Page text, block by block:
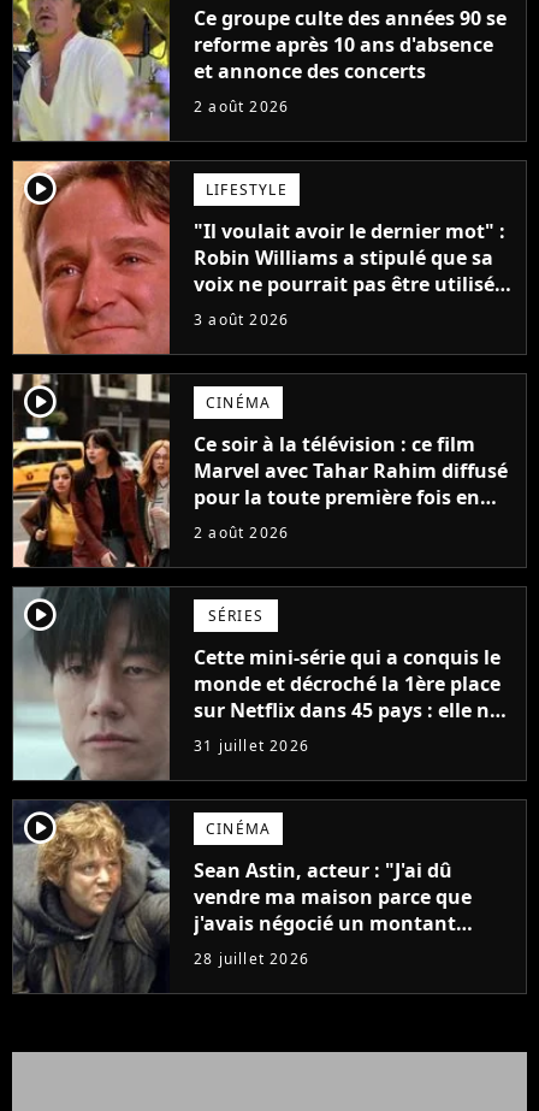
Ce groupe culte des années 90 se
reforme après 10 ans d'absence
et annonce des concerts
2 août 2026
player2 LIFESTYLE
"Il voulait avoir le dernier mot" :
Robin Williams a stipulé que sa
voix ne pourrait pas être utilisée
avant 2039, pourtant Disney
inédits
3 août 2026
player2 CINÉMA
Ce soir à la télévision : ce film
Marvel avec Tahar Rahim diffusé
pour la toute première fois en
France
2 août 2026
player2 SÉRIES
Cette mini-série qui a conquis le
monde et décroché la 1ère place
sur Netflix dans 45 pays : elle ne
compte que 10 épisodes et c'est
un phénomène mondial
31 juillet 2026
player2 CINÉMA
Sean Astin, acteur : "J'ai dû
vendre ma maison parce que
j'avais négocié un montant
beaucoup trop bas pour Le
Seigneur des anneaux"
28 juillet 2026